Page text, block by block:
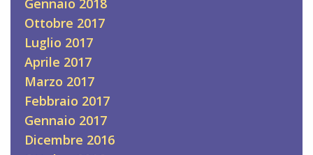
Gennaio 2018
Ottobre 2017
Luglio 2017
Aprile 2017
Marzo 2017
Febbraio 2017
Gennaio 2017
Dicembre 2016